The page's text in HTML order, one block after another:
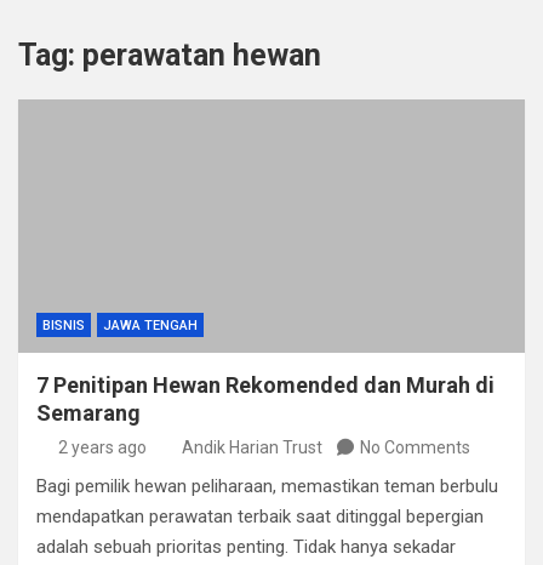
Tag: perawatan hewan
BISNIS JAWA TENGAH
7 Penitipan Hewan Rekomended dan Murah di
Semarang
2 years ago Andik Harian Trust No Comments
Bagi pemilik hewan peliharaan, memastikan teman berbulu
mendapatkan perawatan terbaik saat ditinggal bepergian
adalah sebuah prioritas penting. Tidak hanya sekadar